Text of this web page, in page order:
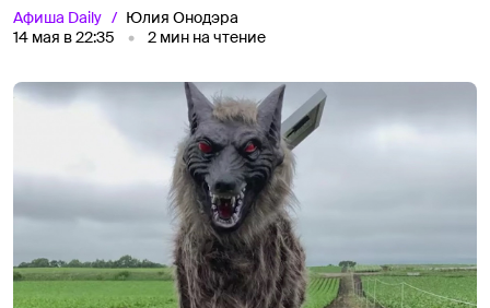
Афиша Daily
Юлия Онодэра
14 мая в 22:35
2 мин на чтение